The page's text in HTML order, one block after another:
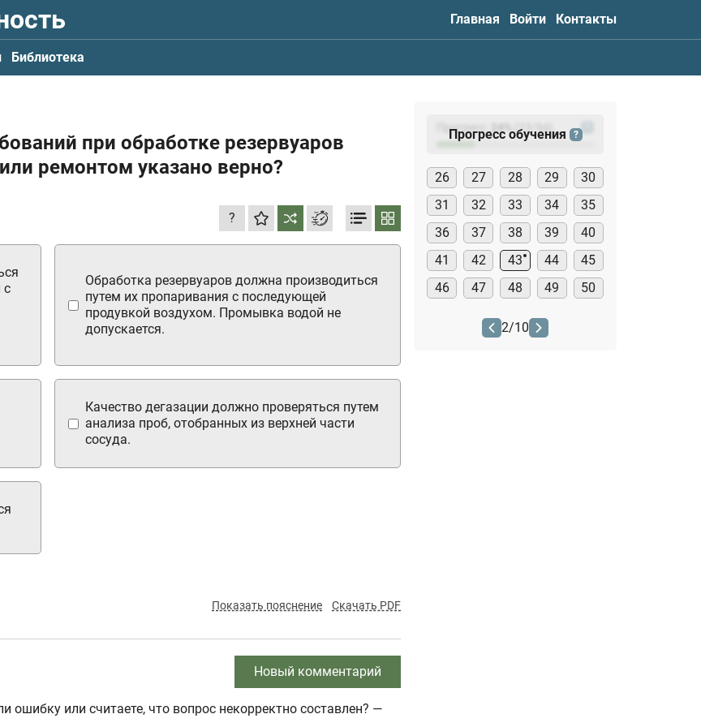
Главная Войти Контакты
Библиотека
при обработке резервуаров
ремонтом указано верно?
?
Обработка резервуаров должна производиться
путем их пропаривания с последующей
продувкой воздухом. Промывка водой не
допускается.
с
Качество дегазации должно проверяться путем
анализа проб, отобранных из верхней части
сосуда.
Показать пояснение Скачать PDF
Новый комментарий
или считаете, что вопрос некорректно составлен? —
Прогресс: (23
Прогресс обучения ?
26 27 28 29
30
31
32 33 34
35
36
37 38 39
40
41
42 43 44
45
46
47 48 49 50
2/10